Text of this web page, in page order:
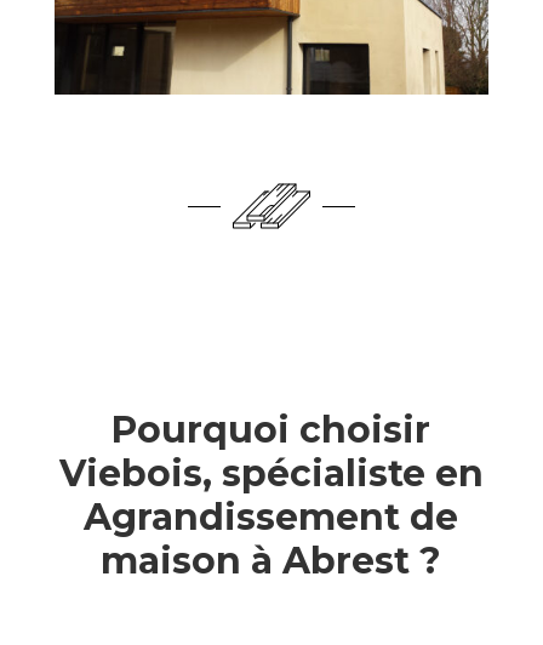
Pourquoi choisir
Viebois, spécialiste en
Agrandissement de
maison à Abrest ?